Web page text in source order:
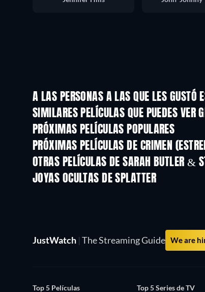
A LAS PERSONAS A LAS QUE LES GUSTÓ
SIMILARES PELÍCULAS QUE PUEDES VER
PRÓXIMAS PELÍCULAS POPULARES
PRÓXIMAS PELÍCULAS DE CRIMEN
OTRAS PELÍCULAS DE SARAH BUTLER &
JOYAS OCULTAS DE SPLATTER
JustWatch | The Streaming Guide We are
Top 5 Películas Top 5 Series de TV